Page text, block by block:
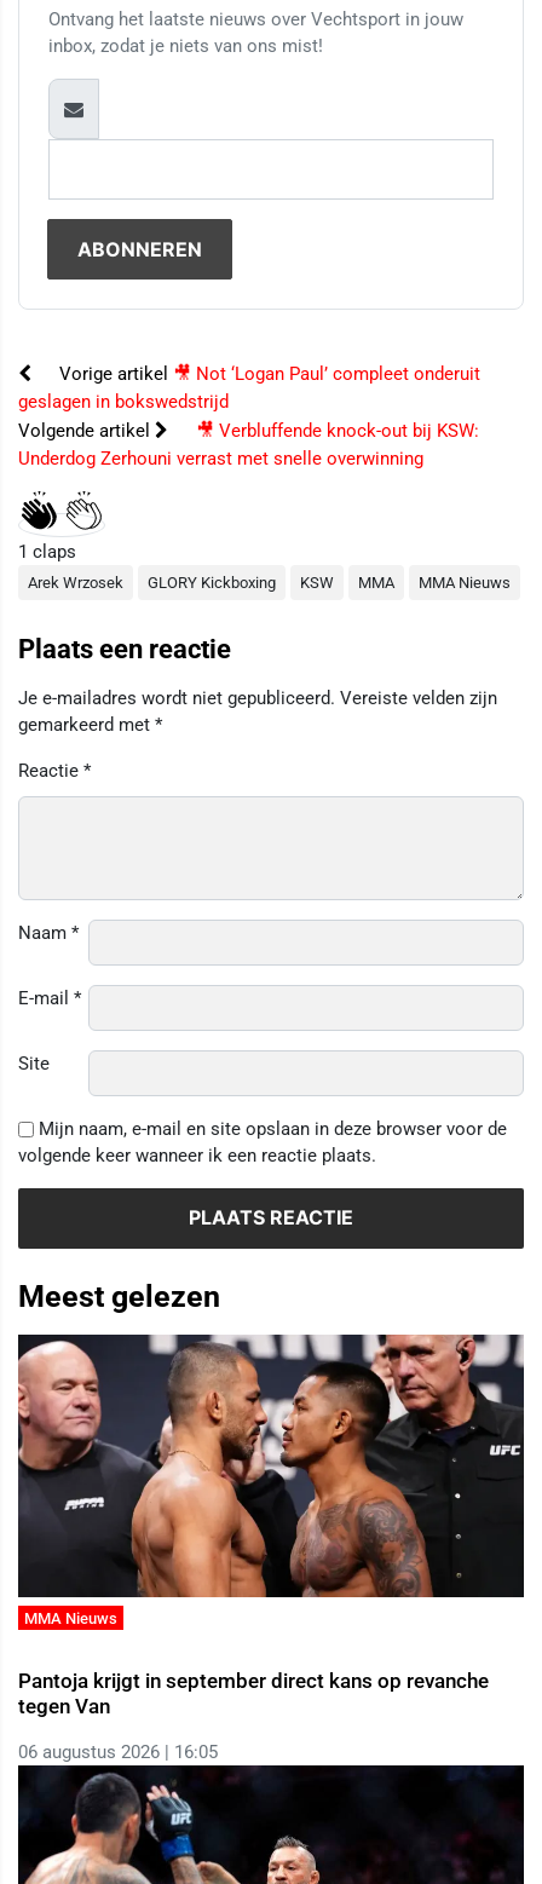
Ontvang het laatste nieuws over Vechtsport in jouw
inbox, zodat je niets van ons mist!
Vorige artikel 🎥 Not ‘Logan Paul’ compleet onderuit
geslagen in bokswedstrijd
Volgende artikel
🎥 Verbluffende knock-out bij KSW:
Underdog Zerhouni verrast met snelle overwinning
1 claps
Arek Wrzosek GLORY Kickboxing KSW MMA MMA Nieuws
Plaats een reactie
Je e-mailadres wordt niet gepubliceerd. Vereiste velden zijn
gemarkeerd met *
Reactie *
Naam *
E-mail *
Site
Mijn naam, e-mail en site opslaan in deze browser voor de
volgende keer wanneer ik een reactie plaats.
Meest gelezen
MMA Nieuws
Pantoja krijgt in september direct kans op revanche
tegen Van
06 augustus 2026 | 16:05